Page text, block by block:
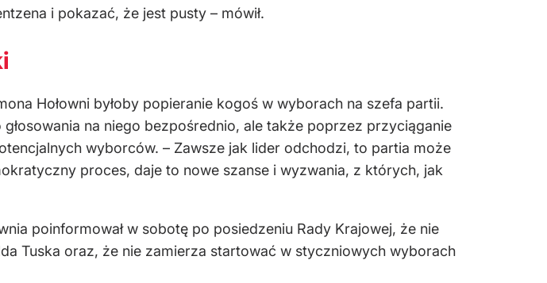
i pokazać, że jest pusty – mówił.
Hołowni byłoby popieranie kogoś w wyborach na szefa partii.
na niego bezpośrednio, ale także poprzez przyciąganie
wyborców. – Zawsze jak lider odchodzi, to partia może
proces, daje to nowe szanse i wyzwania, z których, jak
poinformował w sobotę po posiedzeniu Rady Krajowej, że nie
Tuska oraz, że nie zamierza startować w styczniowych wyborach